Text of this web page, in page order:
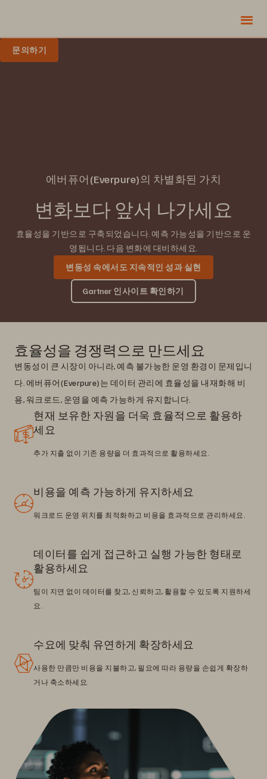
문의하기
에버퓨어(Everpure)의 차별화된 가치
변화보다 앞서 나가세요
효율성을 기반으로 구축되었습니다. 예측 가능성을 기반으로 운
영됩니다. 다음 변화에 대비하세요.
변동성 속에서도 지속적인 성과 실현
Gartner 인사이트 확인하기
효율성을 경쟁력으로 만드세요
변동성이 큰 시장이 아니라, 예측 불가능한 운영 환경이 문제입니
다. 에버퓨어(Everpure)는 데이터 관리에 효율성을 내재화해 비
용, 워크로드, 운영을 예측 가능하게 유지합니다.
현재 보유한 자원을 더욱 효율적으로 활용하
세요
추가 지출 없이 기존 용량을 더 효과적으로 활용하세요.
비용을 예측 가능하게 유지하세요
워크로드 운영 위치를 최적화하고 비용을 효과적으로 관리하세요.
데이터를 쉽게 접근하고 실행 가능한 형태로
활용하세요
팀이 지연 없이 데이터를 찾고, 신뢰하고, 활용할 수 있도록 지원하세
요.
수요에 맞춰 유연하게 확장하세요
사용한 만큼만 비용을 지불하고, 필요에 따라 용량을 손쉽게 확장하
거나 축소하세요.